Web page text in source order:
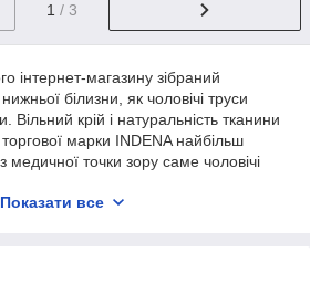
1 / 3
інтернет-магазину зібраний
білизни, як чоловічі труси
Вільний крій і натуральність тканини
марки INDENA найбільш
медичної точки зору саме чоловічі
так і чорною. Також є бавовняні
тільки оригінальну
опт. Чоловічі труси сімейні підійдуть
Показати все